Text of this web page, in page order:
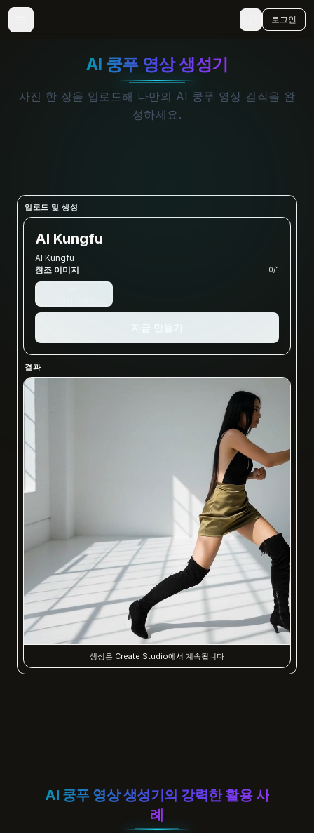
로그인
AI 쿵푸 영상 생성기
사진 한 장을 업로드해 나만의 AI 쿵푸 영상 걸작을 완
성하세요.
업로드 및 생성
AI Kungfu
AI Kungfu
참조 이미지
0/1
결과
생성은 Create Studio에서 계속됩니다
AI 쿵푸 영상 생성기의 강력한 활용 사
례